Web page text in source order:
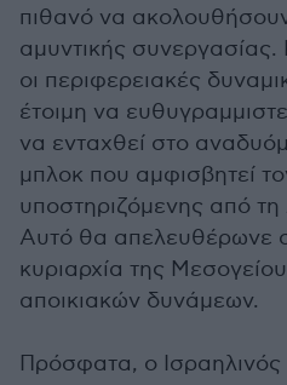
πιθανό να
αμυντικής
οι περιφερειακές
έτοιμη να
να ενταχθεί στο
μπλοκ που αμφισβητεί
υποστηριζόμενης από τη
Αυτό θα απελευθέρωνε
κυριαρχία της
αποικιακών δυνάμεων.
Πρόσφατα, ο